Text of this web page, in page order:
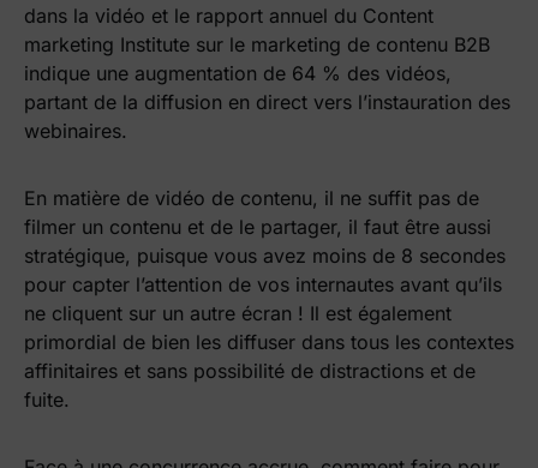
dans la vidéo et le rapport annuel du Content
marketing Institute sur le marketing de contenu B2B
indique une augmentation de 64 % des vidéos,
partant de la diffusion en direct vers l’instauration des
webinaires.
En matière de vidéo de contenu, il ne suffit pas de
filmer un contenu et de le partager, il faut être aussi
stratégique, puisque vous avez moins de 8 secondes
pour capter l’attention de vos internautes avant qu’ils
ne cliquent sur un autre écran ! Il est également
primordial de bien les diffuser dans tous les contextes
affinitaires et sans possibilité de distractions et de
fuite.